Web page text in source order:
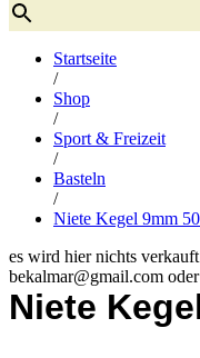
Startseite
/
Shop
/
Sport & Freizeit
/
Basteln
/
Niete Kegel 9mm
es wird hier nichts
bekalmar@gmail.com
Niete